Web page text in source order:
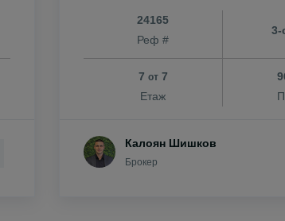
24165
Реф #
3-
7 от7
Етаж
Калоян Шишков
Брокер